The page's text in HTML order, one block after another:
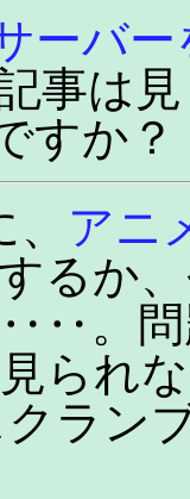
ーバ
事は
すか？
アニ
るか
。問
られ
ラン